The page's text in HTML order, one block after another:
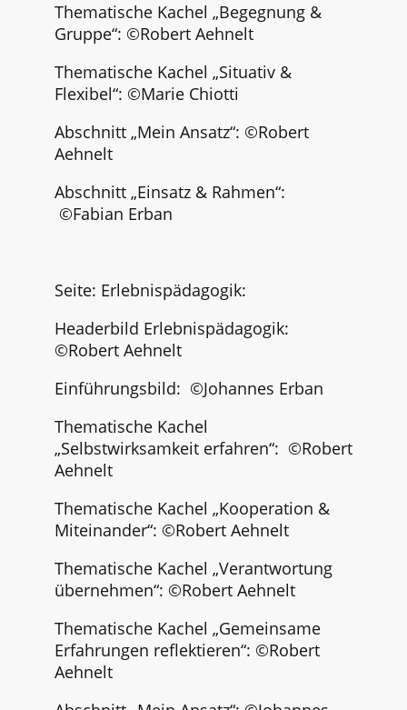
Thematische Kachel „Begegnung &
Gruppe“: ©Robert Aehnelt
Thematische Kachel „Situativ &
Flexibel“: ©Marie Chiotti
Abschnitt „Mein Ansatz“: ©Robert
Aehnelt
Abschnitt „Einsatz & Rahmen“:
©Fabian Erban
Seite: Erlebnispädagogik:
Headerbild Erlebnispädagogik:
©Robert Aehnelt
Einführungsbild: ©Johannes Erban
Thematische Kachel
„Selbstwirksamkeit erfahren“: ©Robert
Aehnelt
Thematische Kachel „Kooperation &
Miteinander“: ©Robert Aehnelt
Thematische Kachel „Verantwortung
übernehmen“: ©Robert Aehnelt
Thematische Kachel „Gemeinsame
Erfahrungen reflektieren“: ©Robert
Aehnelt